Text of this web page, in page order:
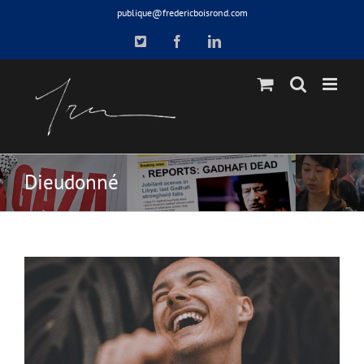
publique@fredericboisrond.com
X FacebookLinkedIn
Dieudonné